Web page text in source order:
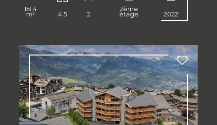
151.4
m² 4.5 2
2ème
étage 2022